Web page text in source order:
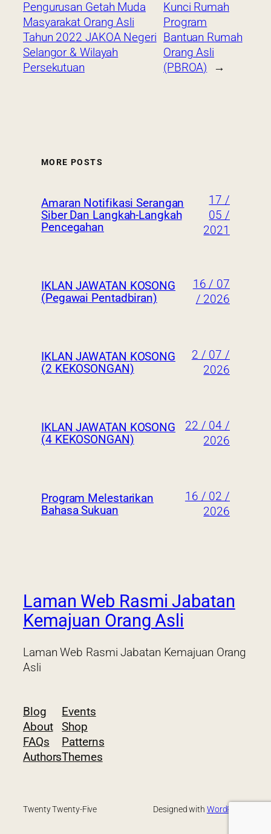
Pengurusan Getah Muda
Masyarakat Orang Asli
Tahun 2022 JAKOA Negeri
Selangor & Wilayah
Persekutuan
Kunci Rumah
Program
Bantuan Rumah
Orang Asli
(PBROA)
→
MORE POSTS
Amaran Notifikasi Serangan
Siber Dan Langkah-Langkah
Pencegahan
17 /
05 /
2021
IKLAN JAWATAN KOSONG
(Pegawai Pentadbiran)
16 / 07
/ 2026
IKLAN JAWATAN KOSONG
(2 KEKOSONGAN)
2 / 07 /
2026
IKLAN JAWATAN KOSONG
(4 KEKOSONGAN)
22 / 04 /
2026
Program Melestarikan
Bahasa Sukuan
16 / 02 /
2026
Laman Web Rasmi Jabatan
Kemajuan Orang Asli
Laman Web Rasmi Jabatan Kemajuan Orang
Asli
Blog
About
FAQs
Authors
Events
Shop
Patterns
Themes
Twenty Twenty-Five Designed with WordPress